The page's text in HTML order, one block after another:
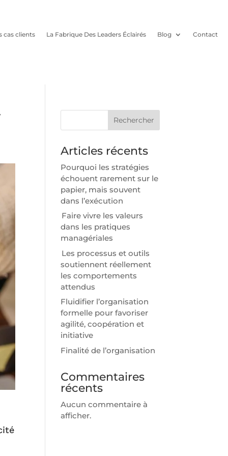
cas clients La Fabrique Des Leaders Éclairés Blog Contact
Rechercher
Articles récents
Pourquoi les stratégies
échouent rarement sur le
papier, mais souvent
dans l’exécution
Faire vivre les valeurs
dans les pratiques
managériales
Les processus et outils
soutiennent réellement
les comportements
attendus
Fluidifier l’organisation
formelle pour favoriser
agilité, coopération et
initiative
Finalité de l’organisation
Commentaires
récents
Aucun commentaire à
afficher.